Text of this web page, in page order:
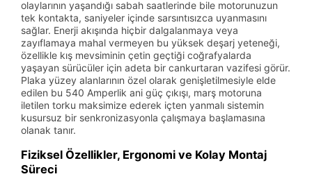
olaylarının yaşandığı sabah saatlerinde bile motorunuzun
tek kontakta, saniyeler içinde sarsıntısızca uyanmasını
sağlar. Enerji akışında hiçbir dalgalanmaya veya
zayıflamaya mahal vermeyen bu yüksek deşarj yeteneği,
özellikle kış mevsiminin çetin geçtiği coğrafyalarda
yaşayan sürücüler için adeta bir cankurtaran vazifesi görür.
Plaka yüzey alanlarının özel olarak genişletilmesiyle elde
edilen bu 540 Amperlik ani güç çıkışı, marş motoruna
iletilen torku maksimize ederek içten yanmalı sistemin
kusursuz bir senkronizasyonla çalışmaya başlamasına
olanak tanır.
Fiziksel Özellikler, Ergonomi ve Kolay Montaj
Süreci